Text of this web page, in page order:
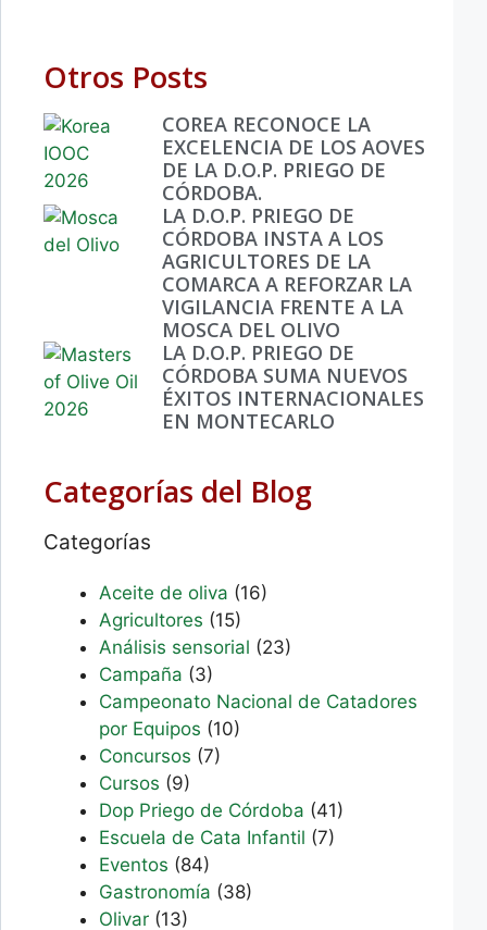
Otros Posts
COREA RECONOCE LA
EXCELENCIA DE LOS AOVES
DE LA D.O.P. PRIEGO DE
CÓRDOBA.
LA D.O.P. PRIEGO DE
CÓRDOBA INSTA A LOS
AGRICULTORES DE LA
COMARCA A REFORZAR LA
VIGILANCIA FRENTE A LA
MOSCA DEL OLIVO
LA D.O.P. PRIEGO DE
CÓRDOBA SUMA NUEVOS
ÉXITOS INTERNACIONALES
EN MONTECARLO
Categorías del Blog
Categorías
Aceite de oliva (16)
Agricultores (15)
Análisis sensorial (23)
Campaña (3)
Campeonato Nacional de Catadores
por Equipos (10)
Concursos (7)
Cursos (9)
Dop Priego de Córdoba (41)
Escuela de Cata Infantil (7)
Eventos (84)
Gastronomía (38)
Olivar (13)